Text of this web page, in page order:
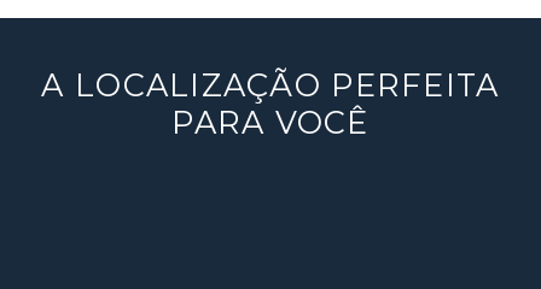
A LOCALIZAÇÃO PERFEITA
PARA VOCÊ